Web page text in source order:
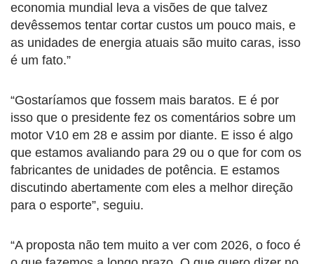
economia mundial leva a visões de que talvez
devêssemos tentar cortar custos um pouco mais, e
as unidades de energia atuais são muito caras, isso
é um fato.”
“Gostaríamos que fossem mais baratos. E é por
isso que o presidente fez os comentários sobre um
motor V10 em 28 e assim por diante. E isso é algo
que estamos avaliando para 29 ou o que for com os
fabricantes de unidades de potência. E estamos
discutindo abertamente com eles a melhor direção
para o esporte”, seguiu.
“A proposta não tem muito a ver com 2026, o foco é